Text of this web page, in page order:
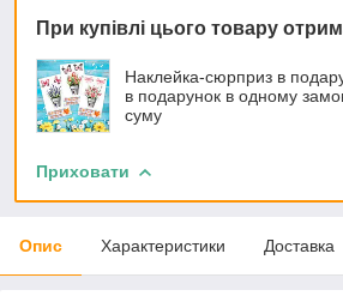
При купівлі цього товару
Наклейка-сюрприз в
в подарунок в одному
суму
Приховати
Опис Характеристики Доставка